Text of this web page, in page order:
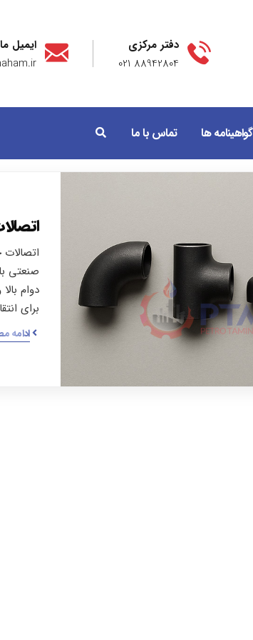
دفتر مرکزی
88942804 021
ایمیل ما
گواهینامه ها تماس با ما
صنعتی
برای
ادامه